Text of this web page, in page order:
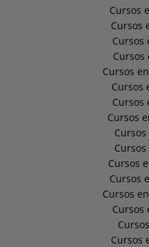
Cursos
Cursos
Cursos
Cursos
Cursos
Cursos
Cursos
Cursos
Cursos
Cursos
Cursos
Cursos
Cursos